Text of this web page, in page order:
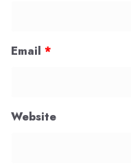
Email *
Website